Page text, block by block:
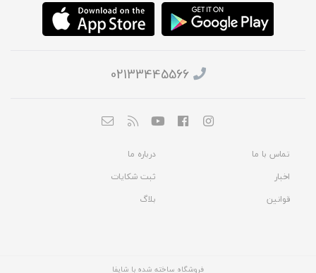
02133445566
تماس با ما
درباره ما
اخبار
ثبت شکایات
قوانین
بلاگ
فروشگاه ساخته شده با شاپفا